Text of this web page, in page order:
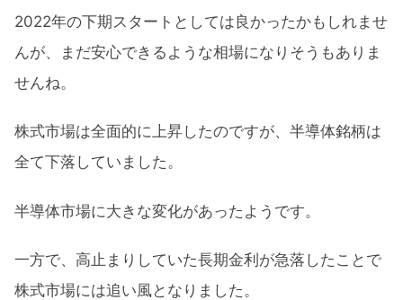
2022年の下期スタートとしては良かったかもしれませ
んが、まだ安心できるような相場になりそうもありま
せんね。
株式市場は全面的に上昇したのですが、半導体銘柄は
全て下落していました。
半導体市場に大きな変化があったようです。
一方で、高止まりしていた長期金利が急落したことで
株式市場には追い風となりました。